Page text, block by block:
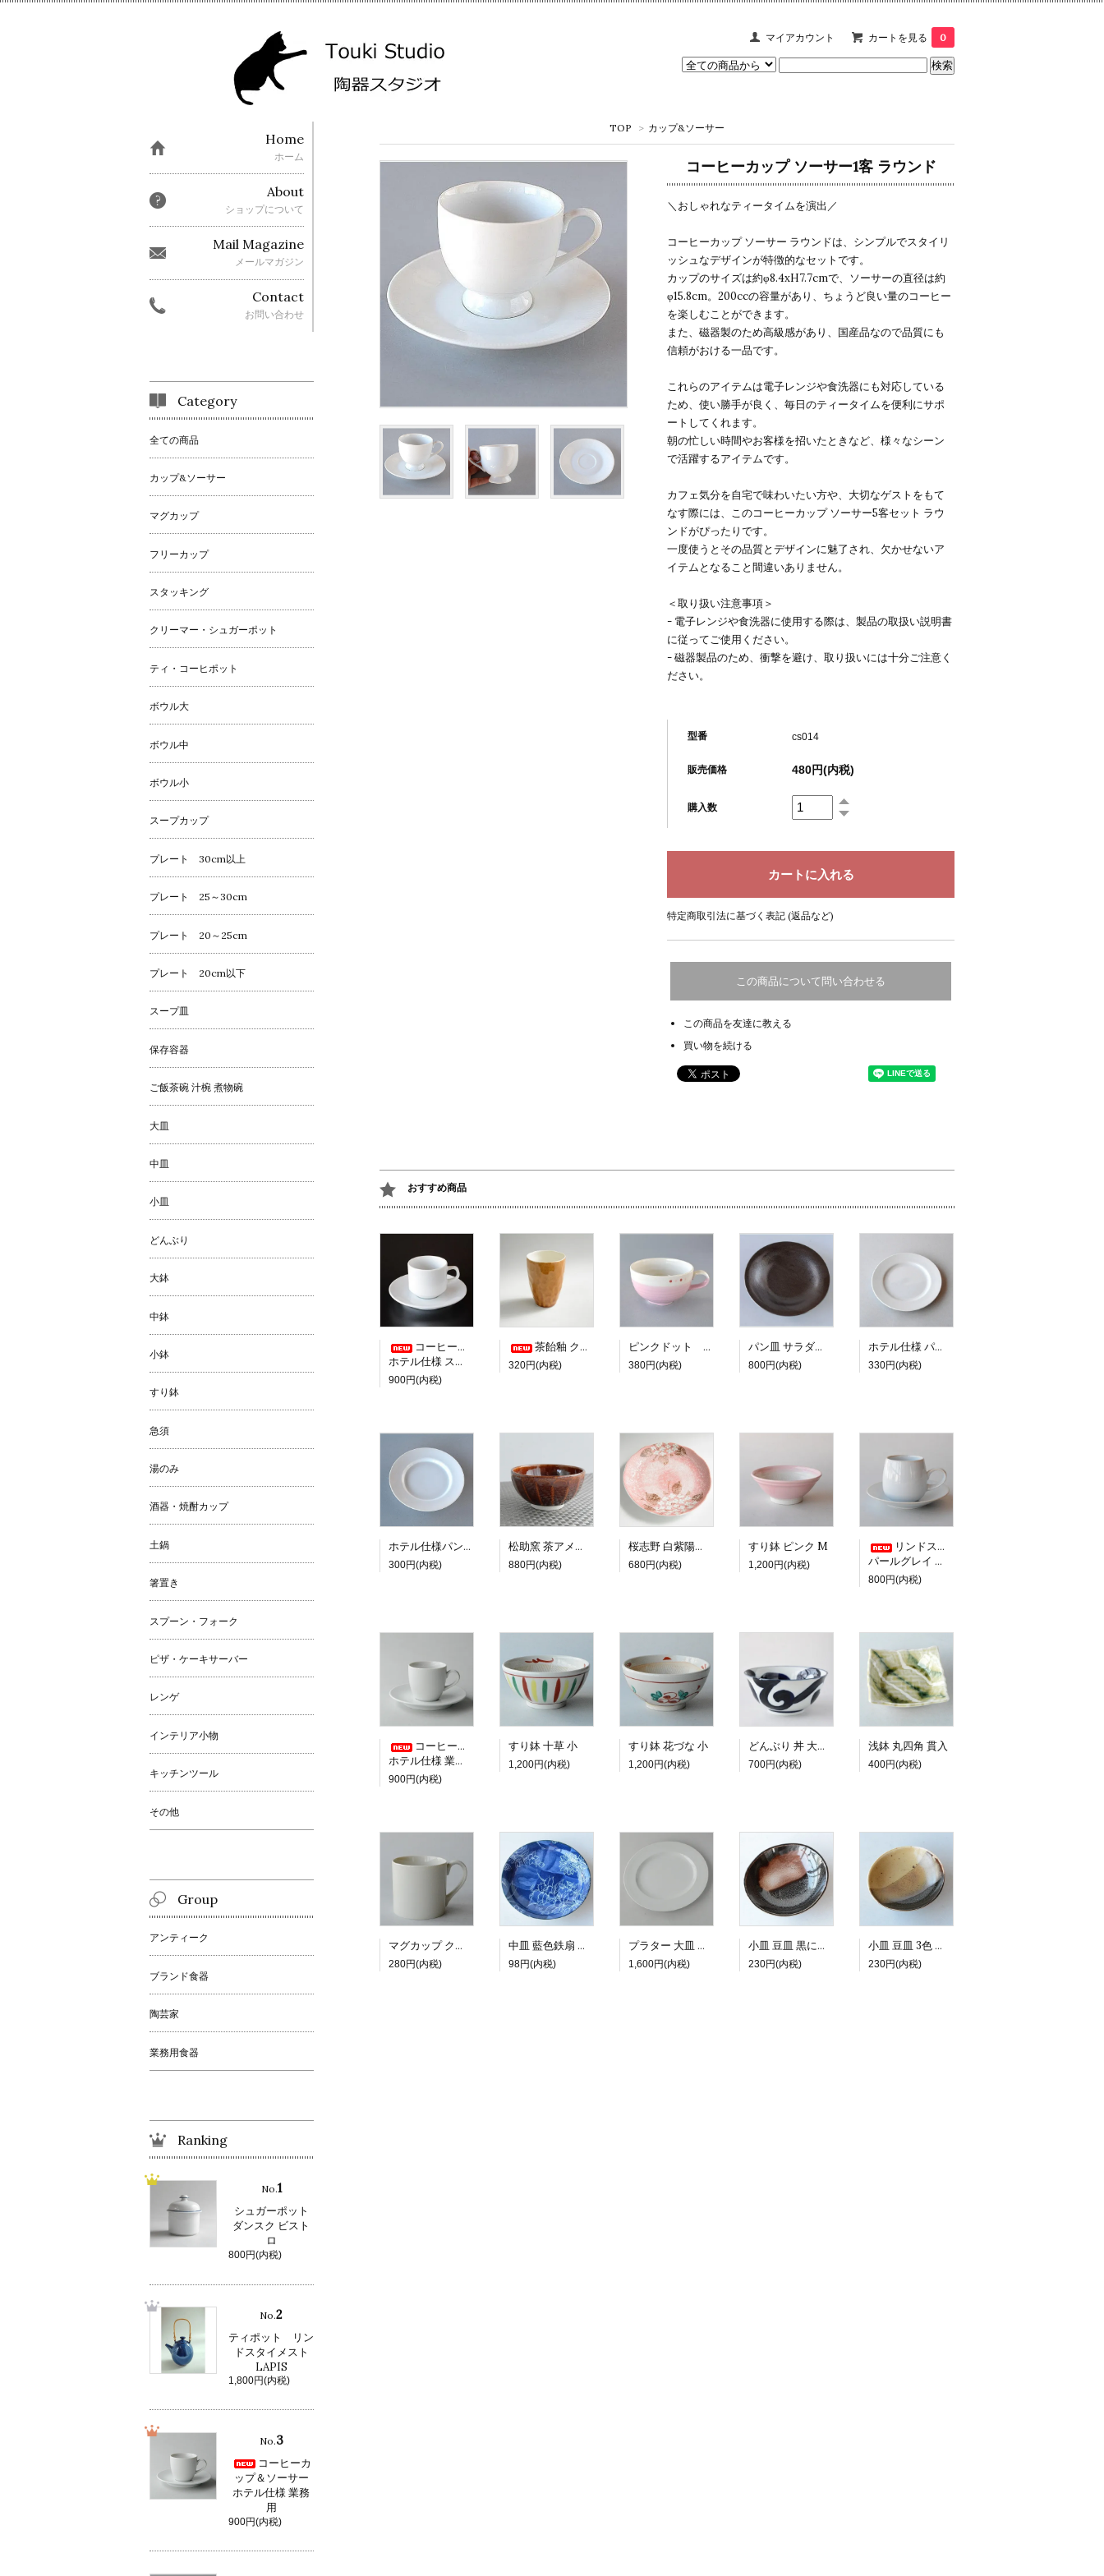
マイアカウント カートを見る 0
TOP > カップ&ソーサー
コーヒーカップ ソーサー1客 ラウンド
＼おしゃれなティータイムを演出／
コーヒーカップ ソーサー ラウンドは、シンプルでスタイリ
ッシュなデザインが特徴的なセットです。
カップのサイズは約φ8.4xH7.7cmで、ソーサーの直径は約
φ15.8cm。200ccの容量があり、ちょうど良い量のコーヒー
を楽しむことができます。
また、磁器製のため高級感があり、国産品なので品質にも
信頼がおける一品です。
これらのアイテムは電子レンジや食洗器にも対応している
ため、使い勝手が良く、毎日のティータイムを便利にサポ
ートしてくれます。
朝の忙しい時間やお客様を招いたときなど、様々なシーン
で活躍するアイテムです。
カフェ気分を自宅で味わいたい方や、大切なゲストをもて
なす際には、このコーヒーカップ ソーサー5客セット ラウ
ンドがぴったりです。
一度使うとその品質とデザインに魅了され、欠かせないア
イテムとなること間違いありません。
＜取り扱い注意事項＞
- 電子レンジや食洗器に使用する際は、製品の取扱い説明書
に従ってご使用ください。
- 磁器製品のため、衝撃を避け、取り扱いには十分ご注意く
ださい。
型番 cs014
販売価格 480円(内税)
購入数
特定商取引法に基づく表記 (返品など)
この商品について問い合わせる
この商品を友達に教える
買い物を続ける
おすすめ商品
コーヒーカップ＆ソーサー
ホテル仕様 スタッキング
900円(内税)
茶飴釉 クリーム塗り分けフリーカップ
320円(内税)
ピンクドット スープカップ
380円(内税)
パン皿 サラダプレート PIANO 20.8ｃｍ
800円(内税)
ホテル仕様 パン皿 17cm
330円(内税)
ホテル仕様パン皿 18cm
300円(内税)
松助窯 茶アメ釉 ご飯茶碗 カフェボウル
880円(内税)
桜志野 白紫陽花 大皿
680円(内税)
すり鉢 ピンク M
1,200円(内税)
リンドスタイメスト
パールグレイ コーヒーカップ＆ソーサー
800円(内税)
コーヒーカップ＆ソーサー
ホテル仕様 業務用
900円(内税)
すり鉢 十草 小
1,200円(内税)
すり鉢 花づな 小
1,200円(内税)
どんぶり 丼 大鉢 太唐草
700円(内税)
浅鉢 丸四角 貫入
400円(内税)
マグカップ クラシックホワイト
280円(内税)
中皿 藍色鉄扇 クレマチス
98円(内税)
プラター 大皿 ホワイトライン
1,600円(内税)
小皿 豆皿 黒に茶模様 オーバル形
230円(内税)
小皿 豆皿 3色 オーバル形
230円(内税)
Home
ホーム
About
ショップについて
Mail Magazine
メールマガジン
Contact
お問い合わせ
Category
全ての商品
カップ&ソーサー
マグカップ
フリーカップ
スタッキング
クリーマー・シュガーポット
ティ・コーヒポット
ボウル大
ボウル中
ボウル小
スープカップ
プレート 30cm以上
プレート 25～30cm
プレート 20～25cm
プレート 20cm以下
スープ皿
保存容器
ご飯茶碗 汁椀 煮物碗
大皿
中皿
小皿
どんぶり
大鉢
中鉢
小鉢
すり鉢
急須
湯のみ
酒器・焼酎カップ
土鍋
箸置き
スプーン・フォーク
ピザ・ケーキサーバー
レンゲ
インテリア小物
キッチンツール
その他
Group
アンティーク
ブランド食器
陶芸家
業務用食器
Ranking
No.1
シュガーポット
ダンスク ビスト
ロ
800円(内税)
No.2
ティポット リン
ドスタイメスト
LAPIS
1,800円(内税)
No.3
コーヒーカ
ップ＆ソーサー
ホテル仕様 業務
用
900円(内税)